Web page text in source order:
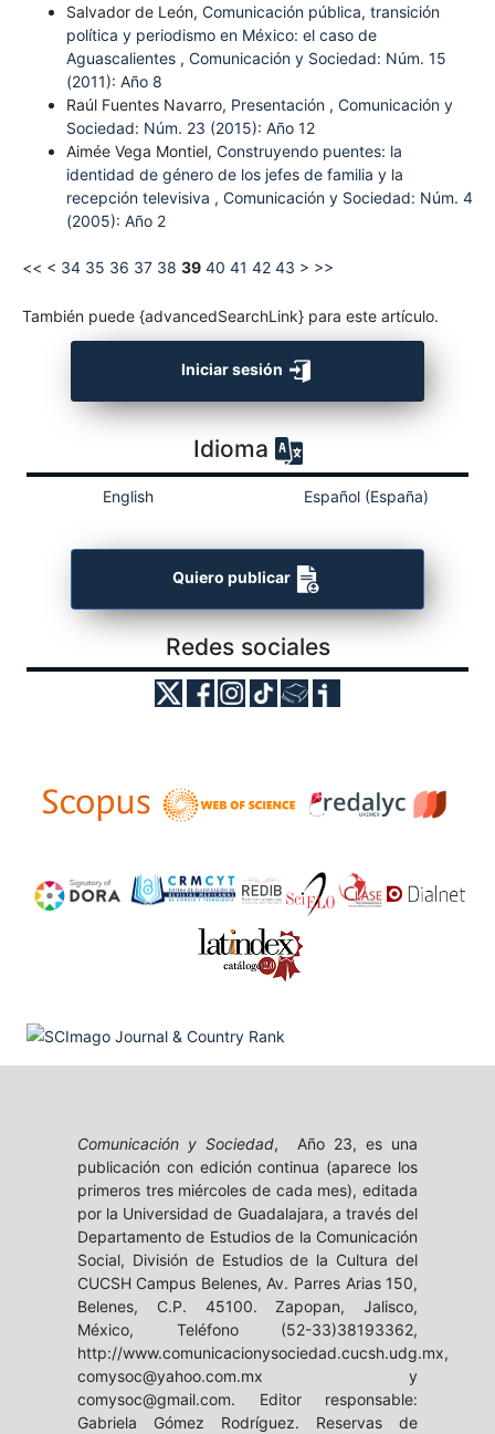
Salvador de León, Comunicación pública, transición
política y periodismo en México: el caso de
Aguascalientes , Comunicación y Sociedad: Núm. 15
(2011): Año 8
Raúl Fuentes Navarro, Presentación , Comunicación y
Sociedad: Núm. 23 (2015): Año 12
Aimée Vega Montiel, Construyendo puentes: la
identidad de género de los jefes de familia y la
recepción televisiva , Comunicación y Sociedad: Núm. 4
(2005): Año 2
<< < 34 35 36 37 38 39 40 41 42 43 > >>
También puede {advancedSearchLink} para este artículo.
Iniciar sesión
Idioma
English Español (España)
Quiero publicar
Redes sociales
Comunicación y Sociedad, Año 23, es una
publicación con edición continua (aparece los
primeros tres miércoles de cada mes), editada
por la Universidad de Guadalajara, a través del
Departamento de Estudios de la Comunicación
Social, División de Estudios de la Cultura del
CUCSH Campus Belenes, Av. Parres Arias 150,
Belenes, C.P. 45100. Zapopan, Jalisco,
México, Teléfono (52-33)38193362,
http://www.comunicacionysociedad.cucsh.udg.mx,
comysoc@yahoo.com.mx y
comysoc@gmail.com. Editor responsable:
Gabriela Gómez Rodríguez. Reservas de